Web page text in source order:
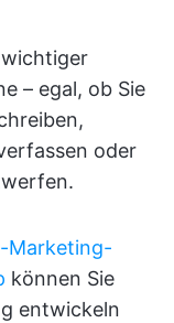
– egal, ob Sie
oder
Marketing-
können Sie
entwickeln